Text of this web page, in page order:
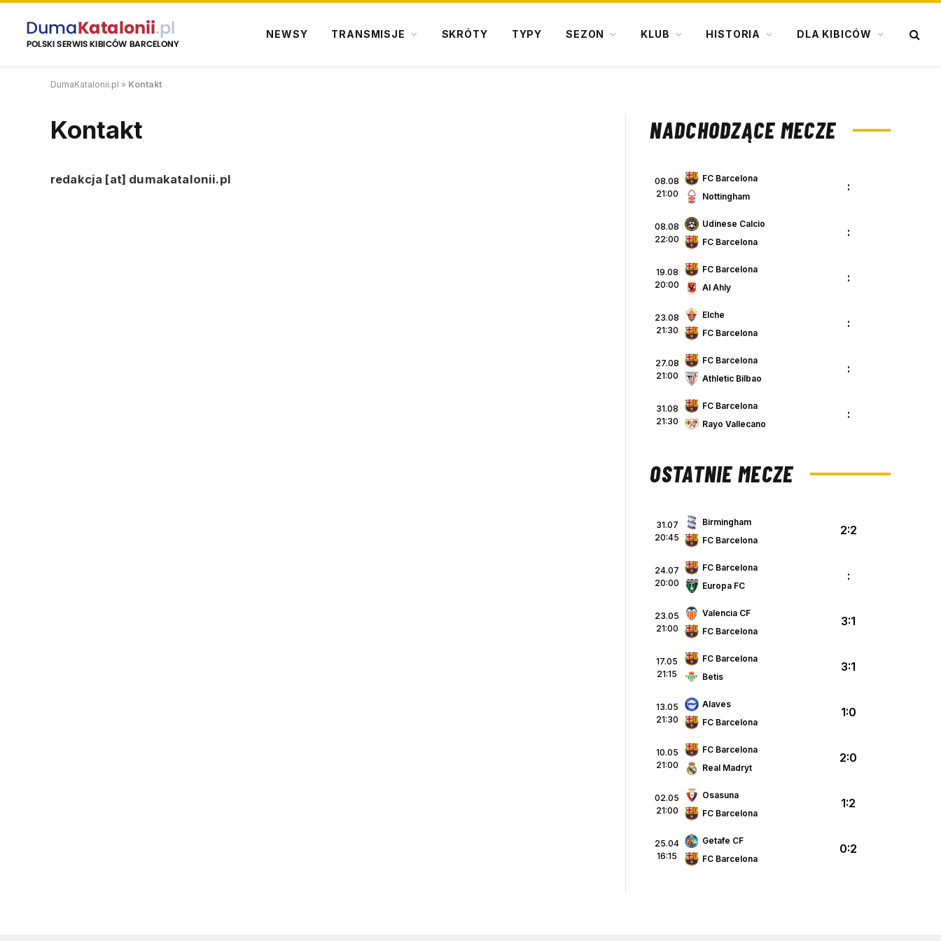
NEWSY TRANSMISJE SKRÓTY TYPY SEZON KLUB HISTORIA DLA KIBICÓW
DumaKatalonii.pl » Kontakt
Kontakt
redakcja [at] dumakatalonii.pl
NADCHODZĄCE MECZE
08.08
21:00
FC Barcelona
Nottingham
:
08.08
22:00
Udinese Calcio
FC Barcelona
:
19.08
20:00
FC Barcelona
Al Ahly
:
23.08
21:30
Elche
FC Barcelona
:
27.08
21:00
FC Barcelona
Athletic Bilbao
:
31.08
21:30
FC Barcelona
Rayo Vallecano
:
OSTATNIE MECZE
31.07
20:45
Birmingham
FC Barcelona
2:2
24.07
20:00
FC Barcelona
Europa FC
:
23.05
21:00
Valencia CF
FC Barcelona
3:1
17.05
21:15
FC Barcelona
Betis
3:1
13.05
21:30
Alaves
FC Barcelona
1:0
10.05
21:00
FC Barcelona
Real Madryt
2:0
02.05
21:00
Osasuna
FC Barcelona
1:2
25.04
16:15
Getafe CF
FC Barcelona
0:2